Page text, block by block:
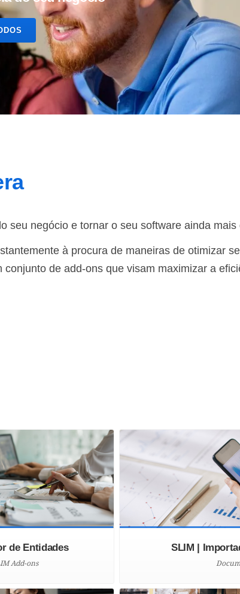
seu negócio e tornar o seu software ainda mais
à procura de maneiras de otimizar
de add-ons que visam maximizar a
de Entidades
Add-ons
SLIM |